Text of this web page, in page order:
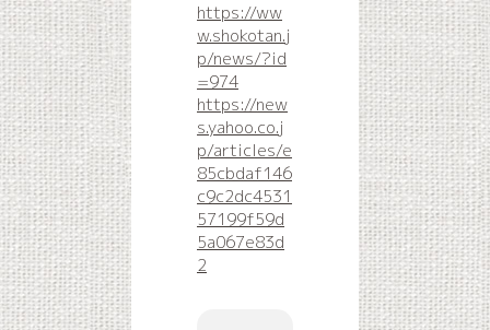
https://ww
w.shokotan.j
p/news/?id
=974
https://new
s.yahoo.co.j
p/articles/e
85cbdaf146
c9c2dc4531
57199f59d
5a067e83d
2